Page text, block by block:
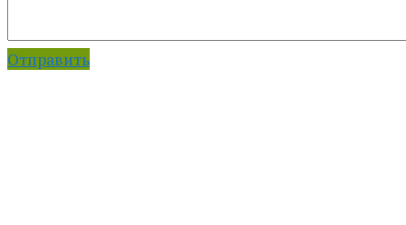
Отправить